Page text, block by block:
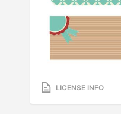
LICENSE INFO